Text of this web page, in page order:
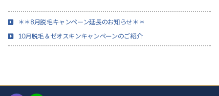
＊＊8月脱毛キャンペーン延長のお知らせ＊＊
10月脱毛＆ゼオスキンキャンペーンのご紹介